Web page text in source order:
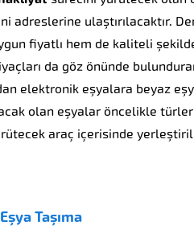
adreslerine ulaştırılacaktır.
fiyatlı hem de kaliteli
da göz önünde
elektronik eşyalara beyaz
olan eşyalar öncelikle
araç içerisinde
Taşıma